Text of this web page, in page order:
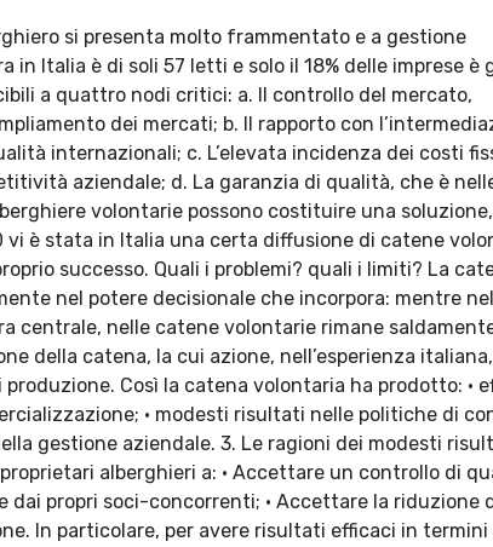
si presenta molto frammentato e a gestione
Italia è di soli 57 letti e solo il 18% delle imprese è
a quattro nodi critici: a. Il controllo del mercato,
dei mercati; b. Il rapporto con
internazionali; c. L’elevata incidenza dei costi
aziendale; d. La garanzia di qualità, che è
volontarie possono costituire una
vi è stata in Italia una certa diffusione di catene
successo. Quali i problemi? quali i limiti? La
nel potere decisionale che incorpora: mentre
centrale, nelle catene volontarie rimane
della catena, la cui azione, nell’esperienza
Così la catena volontaria ha prodotto: •
• modesti risultati nelle politiche di
gestione aziendale. 3. Le ragioni dei modesti
alberghieri a: • Accettare un controllo di
propri soci-concorrenti; • Accettare la riduzione
In particolare, per avere risultati efficaci in termini